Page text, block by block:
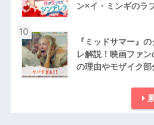
ン×イ・ミンギのラ
10
『ミッドサマー』
レ解説！映画ファ
の理由やモザイク部